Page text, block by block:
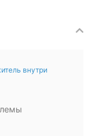
внутри